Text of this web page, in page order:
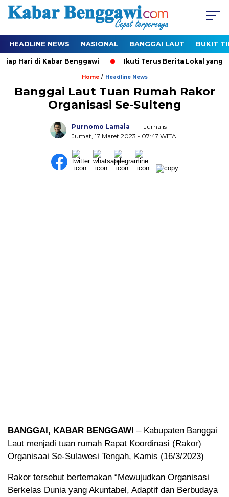
HEADLINE NEWS NASIONAL BANGGAI LAUT BUKIT
Hari di Kabar Benggawi Ikuti Terus Berita Lokal yang Ter-
Home/ Headline News
Banggai Laut Tuan Rumah Rakor
Organisasi Se-Sulteng
Purnomo Lamala
- Jurnalis
Jumat, 17 Maret 2023 - 07:47 WITA
BANGGAI, KABAR BENGGAWI – Kabupaten Banggai
Laut menjadi tuan rumah Rapat Koordinasi (Rakor)
Organisaai Se-Sulawesi Tengah, Kamis (16/3/2023)
Rakor tersebut bertemakan “Mewujudkan Organisasi
Berkelas Dunia yang Akuntabel, Adaptif dan Berbudaya